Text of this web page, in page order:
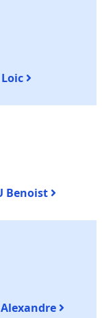
Loic
Benoist
Alexandre